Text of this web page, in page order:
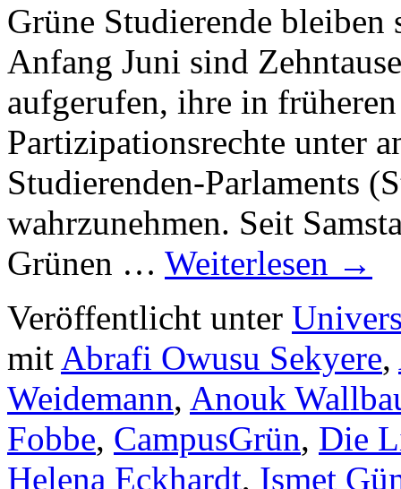
Grüne Studierende bleiben
Anfang Juni sind
aufgerufen, ihre in
Partizipationsrechte unter
Studierenden-Parlaments
wahrzunehmen. Seit
Grünen … Weiterlesen →
Veröffentlicht unter
mit Abrafi Owusu Sekyere,
Weidemann, Anouk
Fobbe, CampusGrün, Die
Helena Eckhardt, Ismet